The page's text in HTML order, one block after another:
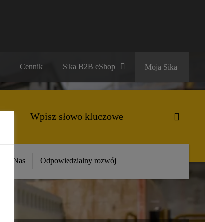
Cennik Sika B2B eShop Moja Sika
O Nas Odpowiedzialny rozwój